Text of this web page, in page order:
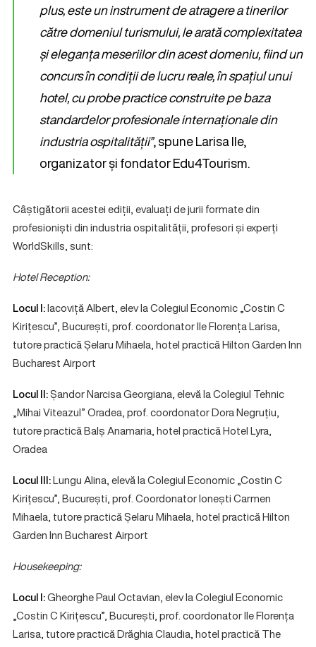
plus, este un instrument de atragere a tinerilor
către domeniul turismului, le arată complexitatea
și eleganța meseriilor din acest domeniu, fiind un
concurs în condiții de lucru reale, în spațiul unui
hotel, cu probe practice construite pe baza
standardelor profesionale internaționale din
industria ospitalității”, spune Larisa Ile,
organizator și fondator Edu4Tourism.
Câștigătorii acestei ediții, evaluați de jurii formate din
profesioniști din industria ospitalității, profesori și experți
WorldSkills, sunt:
Hotel Reception:
Locul I:Iacoviță Albert, elev la Colegiul Economic „Costin C
Kirițescu”, București, prof. coordonator Ile Florența Larisa,
tutore practică Șelaru Mihaela, hotel practică Hilton Garden Inn
Bucharest Airport
Locul II:Șandor Narcisa Georgiana, elevă la Colegiul Tehnic
„Mihai Viteazul” Oradea, prof. coordonator Dora Negruțiu,
tutore practică Balș Anamaria, hotel practică Hotel Lyra,
Oradea
Locul III:Lungu Alina, elevă la Colegiul Economic „Costin C
Kirițescu”, București, prof. Coordonator Ionești Carmen
Mihaela, tutore practică Șelaru Mihaela, hotel practică Hilton
Garden Inn Bucharest Airport
Housekeeping:
Locul I:Gheorghe Paul Octavian, elev la Colegiul Economic
„Costin C Kirițescu”, București, prof. coordonator Ile Florența
Larisa, tutore practică Drăghia Claudia, hotel practică The